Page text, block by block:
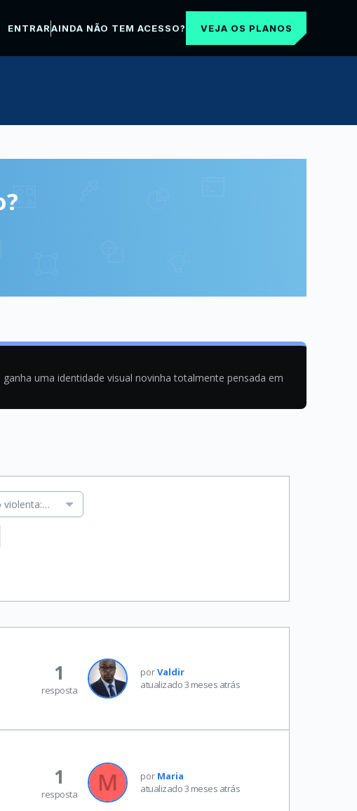
ENTRARAINDA NÃO TEM ACESSO? VEJA OS PLANOS
uma identidade visual novinha totalmente pensada em
consciência para agir
porValdir
atualizado 3 meses atrás
1
resposta
por Maria
atualizado 3 meses atrás
1
resposta